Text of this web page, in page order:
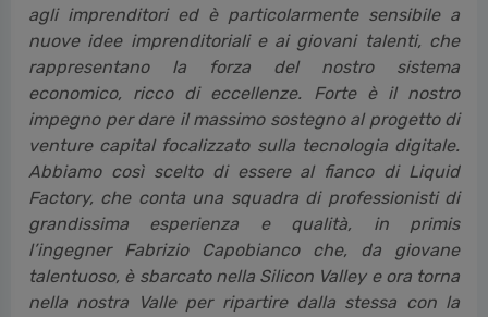
agli imprenditori ed è particolarmente sensibile a
nuove idee imprenditoriali e ai giovani talenti, che
rappresentano la forza del nostro sistema
economico, ricco di eccellenze. Forte è il nostro
impegno per dare il massimo sostegno al progetto di
venture capital focalizzato sulla tecnologia digitale.
Abbiamo così scelto di essere al fianco di Liquid
Factory, che conta una squadra di professionisti di
grandissima esperienza e qualità, in primis
l’ingegner Fabrizio Capobianco che, da giovane
talentuoso, è sbarcato nella Silicon Valley e ora torna
nella nostra Valle per ripartire dalla stessa con la